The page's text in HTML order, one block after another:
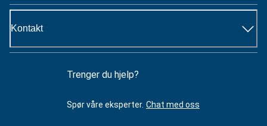
Kontakt
Trenger du hjelp?
Spør våre eksperter. Chat med oss